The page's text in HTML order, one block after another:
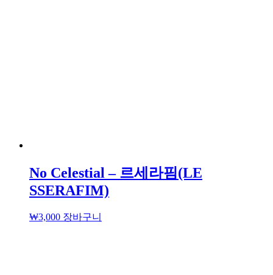
No Celestial – 르세라핌(LE
SSERAFIM)
₩3,000 장바구니